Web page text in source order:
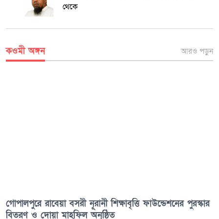
থেকে
কওমী অঙ্গন আরও পড়ুন
গোপালপুরে রাবেয়া বসরী নূরানী শিক্ষাবৃত্তি ফাউন্ডেশনের পুরস্কার
বিতরণ ও দোয়া মাহফিল অনুষ্ঠিত